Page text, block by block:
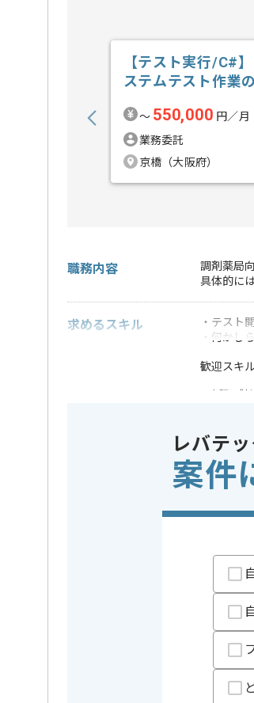
【テスト実行/C#
ステムテスト作業
〜 550,000 円／月
業務委託
京橋（大阪府）
職務内容
調剤薬局
具体的に
求めるスキル
・テスト
・何かし
歓迎スキ
この案件で扱う技術 フレーム
DB
業務内容
精算条件
精算基準
レバテ
案件